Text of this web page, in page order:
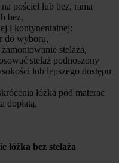
pościel lub bez, rama
bez,
i kontynentalnej:
do wyboru,
stelaża,
stelaż podnoszony
lub lepszego dostępu
łóżka pod materac
dopłatą,
łóżka bez stelaża